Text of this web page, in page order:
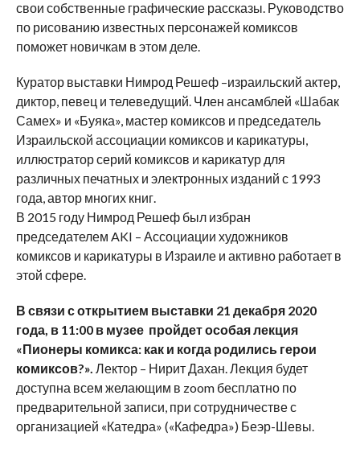
свои собственные графические рассказы. Руководство
по рисованию известных персонажей комиксов
поможет новичкам в этом деле.
Куратор выставки Нимрод Решеф –израильский актер,
диктор, певец и телеведущий. Член ансамблей «Шабак
Самех» и «Буяка», мастер комиксов и председатель
Израильской ассоциации комиксов и карикатуры,
иллюстратор серий комиксов и карикатур для
различных печатных и электронных изданий с 1993
года, автор многих книг.
В 2015 году Нимрод Решеф был избран
председателем AKI – Ассоциации художников
комиксов и карикатуры в Израиле и активно работает в
этой сфере.
В связи с открытием выставки 21 декабря 2020
года, в 11:00 в музее пройдет особая лекция
«Пионеры комикса: как и когда родились герои
комиксов?». Лектор – Нирит Дахан. Лекция будет
доступна всем желающим в zoom бесплатно по
предварительной записи, при сотрудничестве с
организацией «Катедра» («Кафедра») Беэр-Шевы.